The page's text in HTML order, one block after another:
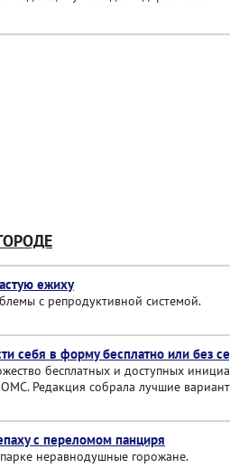
ежиху
с репродуктивной системой.
себя в форму бесплатно или без
бесплатных и доступных
Редакция собрала лучшие
с переломом панциря
неравнодушные горожане.